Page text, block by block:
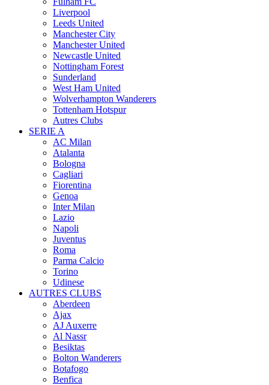
Liverpool
Leeds United
Manchester City
Manchester United
Newcastle United
Nottingham Forest
Sunderland
West Ham United
Wolverhampton Wanderers
Tottenham Hotspur
Autres Clubs
SERIE A
AC Milan
Atalanta
Bologna
Cagliari
Fiorentina
Genoa
Inter Milan
Lazio
Napoli
Juventus
Roma
Parma Calcio
Torino
Udinese
AUTRES CLUBS
Aberdeen
Ajax
AJ Auxerre
Al Nassr
Besiktas
Bolton Wanderers
Botafogo
Benfica